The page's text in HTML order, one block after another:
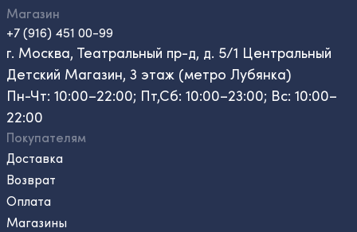
Магазин
+7 (916) 451 00-99
г. Москва, Театральный пр-д, д. 5/1 Центральный
Детский Магазин, 3 этаж (метро Лубянка)
Пн-Чт: 10:00–22:00; Пт,Сб: 10:00–23:00; Вс: 10:00–
22:00
Покупателям
Доставка
Возврат
Оплата
Магазины